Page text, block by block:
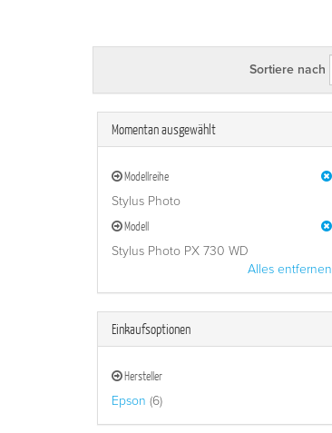
Sortiere nach
Momentan ausgewählt
Modellreihe
Stylus Photo
Modell
Stylus Photo PX 730 WD
Alles entfernen
Einkaufsoptionen
Hersteller
Epson (6)